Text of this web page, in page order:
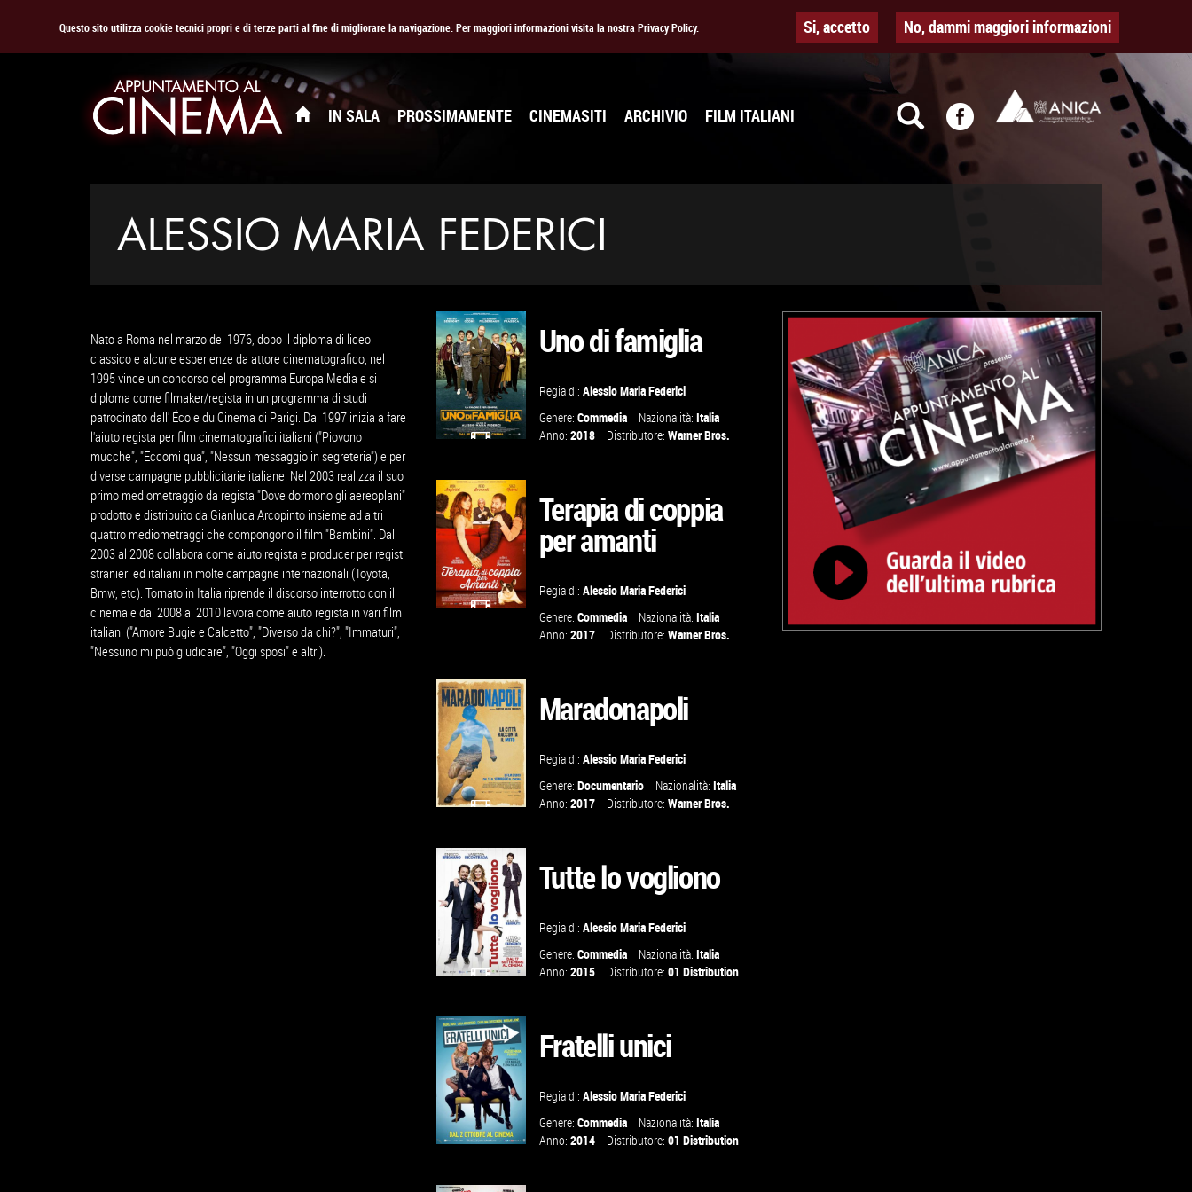
Questo sito utilizza cookie tecnici propri e di terze parti al fine di migliorare la navigazione. Per maggiori informazioni visita la nostra Privacy Policy. Si, accetto No, dammi maggiori informazioni
IN SALA PROSSIMAMENTE CINEMASITI ARCHIVIO FILM ITALIANI
ALESSIO MARIA FEDERICI
Nato a Roma nel marzo del 1976, dopo il diploma di liceo
classico e alcune esperienze da attore cinematografico, nel
1995 vince un concorso del programma Europa Media e si
diploma come filmaker/regista in un programma di studi
patrocinato dall' École du Cinema di Parigi. Dal 1997 inizia a fare
l'aiuto regista per film cinematografici italiani ("Piovono
mucche", "Eccomi qua", "Nessun messaggio in segreteria") e per
diverse campagne pubblicitarie italiane. Nel 2003 realizza il suo
primo mediometraggio da regista "Dove dormono gli aereoplani"
prodotto e distribuito da Gianluca Arcopinto insieme ad altri
quattro mediometraggi che compongono il film "Bambini". Dal
2003 al 2008 collabora come aiuto regista e producer per registi
stranieri ed italiani in molte campagne internazionali (Toyota,
Bmw, etc). Tornato in Italia riprende il discorso interrotto con il
cinema e dal 2008 al 2010 lavora come aiuto regista in vari film
italiani ("Amore Bugie e Calcetto", "Diverso da chi?", "Immaturi",
"Nessuno mi può giudicare", "Oggi sposi" e altri).
TRAILER
VAI ALLA
SCHEDA
Uno di famiglia
Regia di: Alessio Maria Federici
Genere: Commedia Nazionalità: Italia
Anno: 2018 Distributore: Warner Bros.
VAI ALLA
SCHEDA
Terapia di coppia
per amanti
Regia di: Alessio Maria Federici
Genere: Commedia Nazionalità: Italia
Anno: 2017 Distributore: Warner Bros.
TRAILER
VAI ALLA
SCHEDA
Maradonapoli
Regia di: Alessio Maria Federici
Genere: Documentario Nazionalità: Italia
Anno: 2017 Distributore: Warner Bros.
TRAILER
VAI ALLA
SCHEDA
Tutte lo vogliono
Regia di: Alessio Maria Federici
Genere: Commedia Nazionalità: Italia
Anno: 2015 Distributore: 01 Distribution
Fratelli unici
Regia di: Alessio Maria Federici
Genere: Commedia Nazionalità: Italia
Anno: 2014 Distributore: 01 Distribution